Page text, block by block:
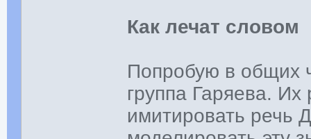
Как лечат словом
Попробую в общих
группа Гаряева. Их
имитировать речь